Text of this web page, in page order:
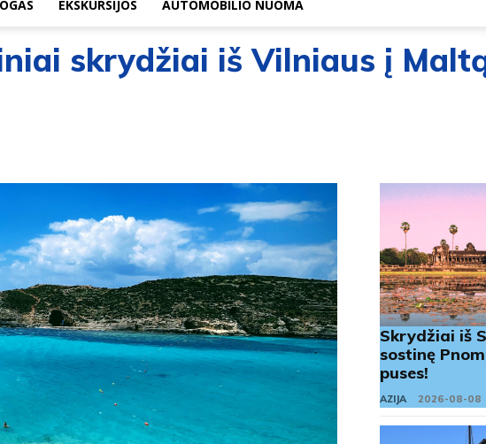
EKSKURSIJOS AUTOMOBILIO NUOMA
skrydžiai iš Vilniaus į
Skrydžiai iš
sostinę
puses!
AZIJA 2026-08-08